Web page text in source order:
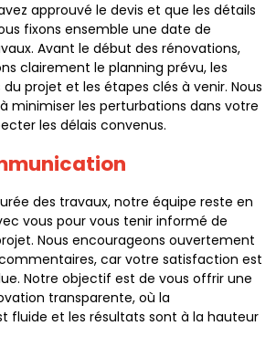
approuvé le devis et que les détails
fixons ensemble une date de
Avant le début des rénovations,
clairement le planning prévu, les
projet et les étapes clés à venir. Nous
minimiser les perturbations dans votre
les délais convenus.
des travaux, notre équipe reste en
vous pour vous tenir informé de
Nous encourageons ouvertement
car votre satisfaction est
Notre objectif est de vous offrir une
transparente, où la
fluide et les résultats sont à la hauteur